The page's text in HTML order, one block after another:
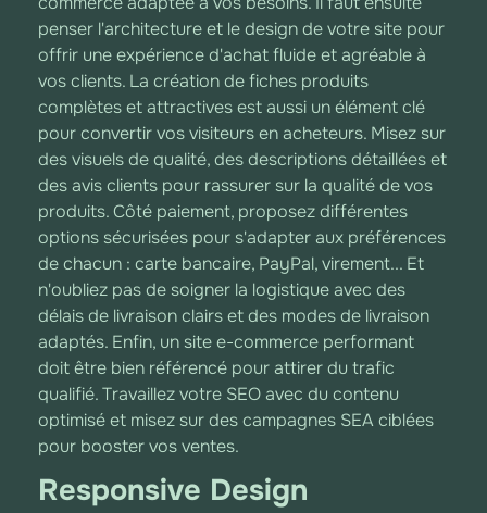
penser l'architecture et le design de votre site pour
offrir une expérience d'achat fluide et agréable à
vos clients. La création de fiches produits
complètes et attractives est aussi un élément clé
pour convertir vos visiteurs en acheteurs. Misez sur
des visuels de qualité, des descriptions détaillées et
des avis clients pour rassurer sur la qualité de vos
produits. Côté paiement, proposez différentes
options sécurisées pour s'adapter aux préférences
de chacun : carte bancaire, PayPal, virement... Et
n'oubliez pas de soigner la logistique avec des
délais de livraison clairs et des modes de livraison
adaptés. Enfin, un site e-commerce performant
doit être bien référencé pour attirer du trafic
qualifié. Travaillez votre SEO avec du contenu
optimisé et misez sur des campagnes SEA ciblées
pour booster vos ventes.
Responsive Design